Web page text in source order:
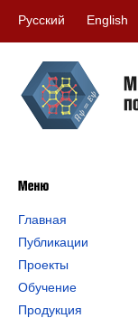
Русский English
Главная
Публикации
Проекты
Обучение
Продукция